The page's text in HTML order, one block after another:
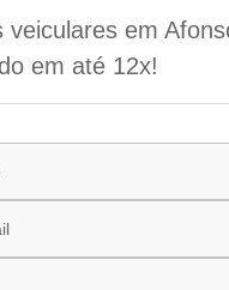
veiculares em
em até 12x!